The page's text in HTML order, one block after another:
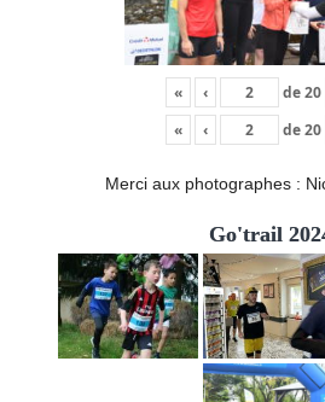
« ‹ de20
«
‹ de20
Merci aux photographes :
Go'trail